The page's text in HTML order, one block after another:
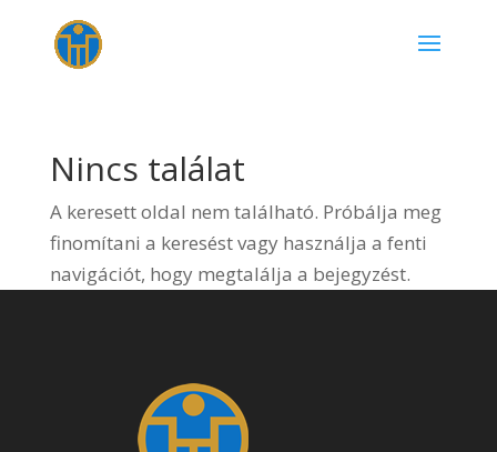
Nincs találat
A keresett oldal nem található. Próbálja meg
finomítani a keresést vagy használja a fenti
navigációt, hogy megtalálja a bejegyzést.